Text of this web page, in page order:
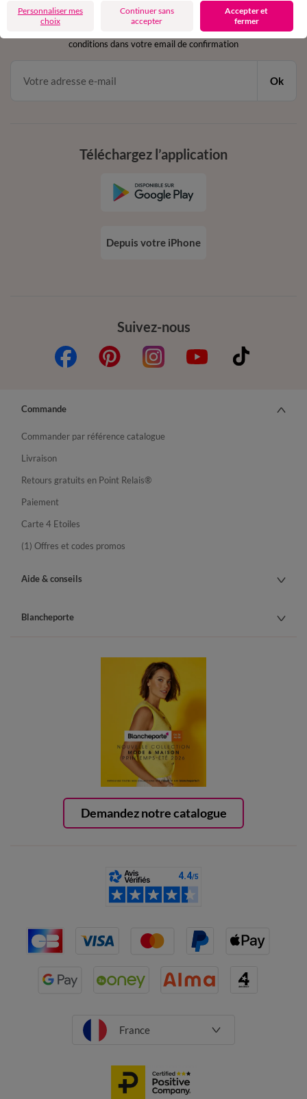
en vous inscrivant à la newsletter
conditions dans votre email de confirmation
Ok
Suivez-nous
Téléchargez l’application
Depuis votre iPhone
Demandez notre catalogue
Commande
Commander par référence catalogue
Livraison
Retours gratuits en Point Relais®
Paiement
Carte 4 Etoiles
(1) Offres et codes promos
Aide & conseils
Blancheporte
France
Personnaliser mes
choix
Continuer sans
accepter
Accepter et
fermer